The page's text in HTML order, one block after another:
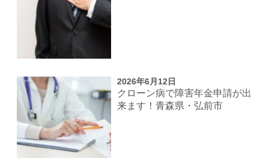
2026年6月12日
クローン病で障害年金申請が出
来ます！青森県・弘前市